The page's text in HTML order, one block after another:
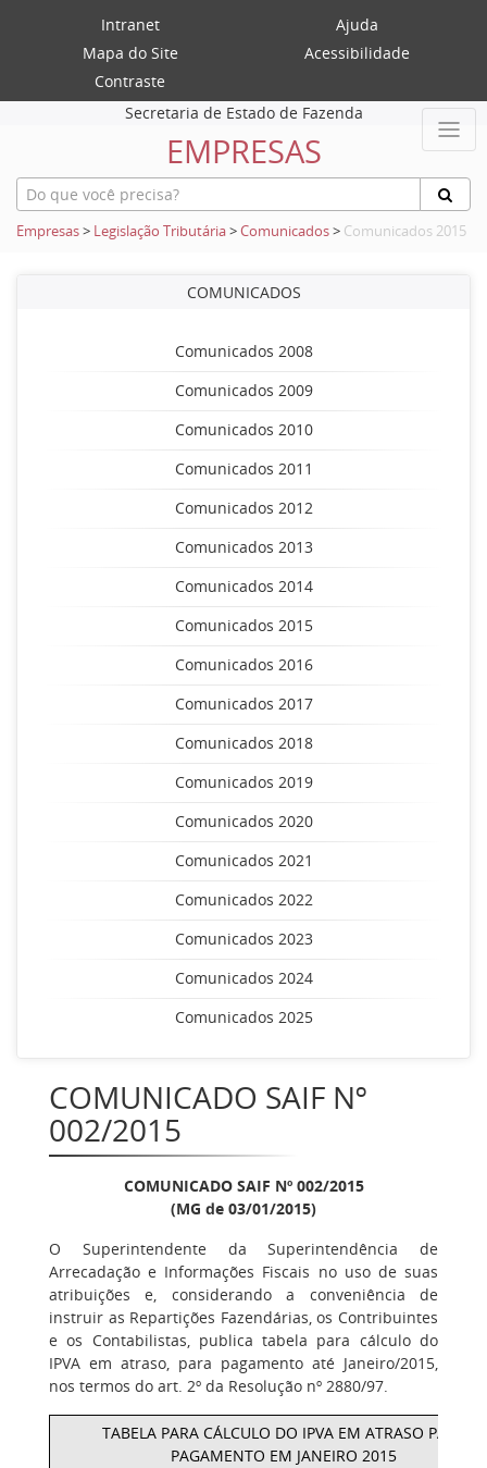
Intranet
Ajuda
Mapa do Site
Acessibilidade
Contraste
Secretaria de Estado de Fazenda
EMPRESAS
Empresas> Legislação Tributária>Comunicados> Comunicados 2015
COMUNICADOS
Comunicados 2008
Comunicados 2009
Comunicados 2010
Comunicados 2011
Comunicados 2012
Comunicados 2013
Comunicados 2014
Comunicados 2015
Comunicados 2016
Comunicados 2017
Comunicados 2018
Comunicados 2019
Comunicados 2020
Comunicados 2021
Comunicados 2022
Comunicados 2023
Comunicados 2024
Comunicados 2025
COMUNICADO SAIF Nº
002/2015
COMUNICADO SAIF Nº 002/2015
(MG de 03/01/2015)
O Superintendente da Superintendência de
Arrecadação e Informações Fiscais no uso de suas
atribuições e, considerando a conveniência de
instruir as Repartições Fazendárias, os Contribuintes
e os Contabilistas, publica tabela para cálculo do
IPVA em atraso, para pagamento até Janeiro/2015,
nos termos do art. 2º da Resolução nº 2880/97.
TABELA PARA CÁLCULO DO IPVA EM ATRASO PARA
PAGAMENTO EM JANEIRO 2015